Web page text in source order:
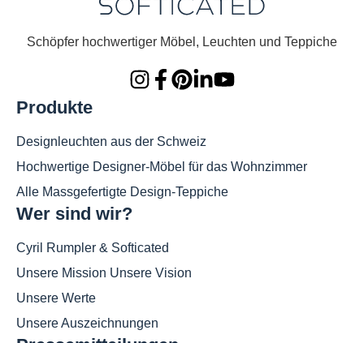
Schöpfer hochwertiger Möbel, Leuchten und Teppiche
Produkte
Designleuchten aus der Schweiz
Hochwertige Designer-Möbel für das Wohnzimmer
Alle Massgefertigte Design-Teppiche
Wer sind wir?
Cyril Rumpler & Softicated
Unsere Mission Unsere Vision
Unsere Werte
Unsere Auszeichnungen